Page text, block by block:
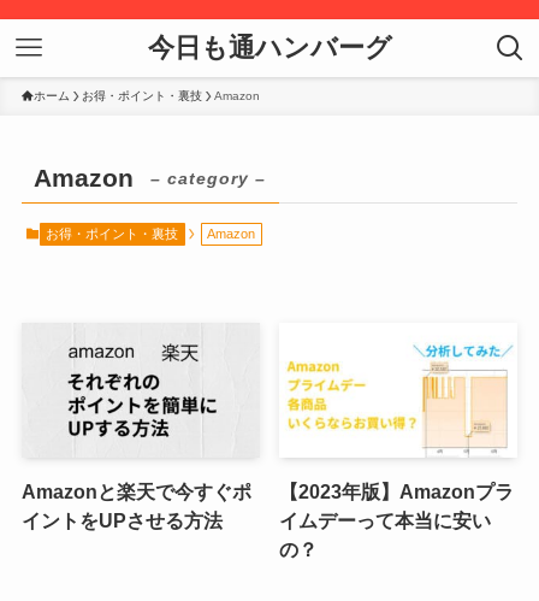
今日も通ハンバーグ
ホーム お得・ポイント・裏技 Amazon
Amazon – category –
お得・ポイント・裏技 Amazon
Amazonと楽天で今すぐポ
イントをUPさせる方法
【2023年版】Amazonプラ
イムデーって本当に安い
の？